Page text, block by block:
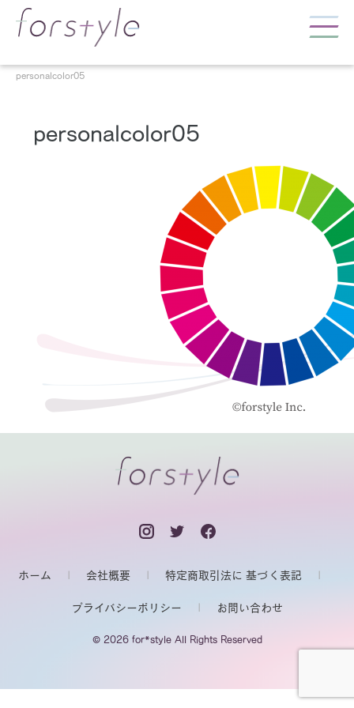
personalcolor05
personalcolor05
ホーム 会社概要 特定商取引法に 基づく表記
プライバシーポリシー お問い合わせ
© 2026 for*style All Rights Reserved